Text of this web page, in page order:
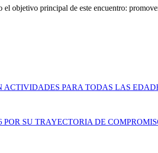
objetivo principal de este encuentro:
PARA TODAS LAS
SU TRAYECTORIA DE